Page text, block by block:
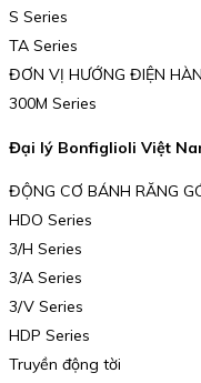
S Series
TA Series
ĐƠN VỊ HƯỚNG ĐIỆN
300M Series
Đại lý Bonfiglioli Việt
ĐỘNG CƠ BÁNH RĂNG
HDO Series
3/H Series
3/A Series
3/V Series
HDP Series
Truyền động tời